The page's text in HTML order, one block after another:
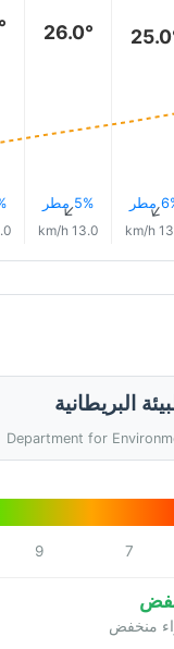
مطر↑
13.0
26.0°
5% مطر↑
13.0 km/h
h
البريطانية
Department for
7
9
منخفض